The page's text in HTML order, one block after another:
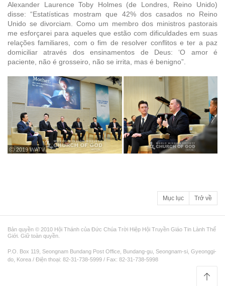
Alexander Laurence Toby Holmes (de Londres, Reino Unido)
disse: “Estatísticas mostram que 42% dos casados no Reino
Unido se divorciam. Como um membro dos ministros pastorais
me esforçarei para aqueles que estão com dificuldades em suas
relações familiares, com o fim de resolver conflitos e ter a paz
domiciliar através dos ensinamentos de Deus: ‘O amor é
paciente, não é grosseiro, não se irrita, mas é benigno”.
ⓒ 2019 WATV
Mục lục Trở về
Bản quyền © 2010 Hội Thánh của Đức Chúa Trời Hiệp Hội Truyền Giáo Tin Lành Thế
Giới. Giữ toàn quyền.
P.O. Box 119, Seongnam Bundang Post Office, Bundang-gu, Seongnam-si, Gyeonggi-
do, Korea / Điện thoại: 82-31-738-5999 / Fax: 82-31-738-5998